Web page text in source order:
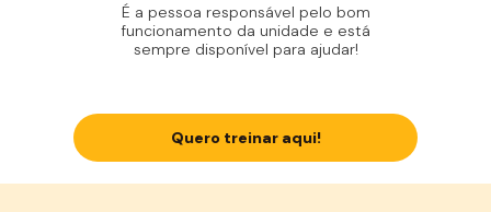
É a pessoa responsável pelo bom
funcionamento da unidade e está
sempre disponível para ajudar!
Quero treinar aqui!